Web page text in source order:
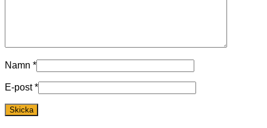
Namn *
E-post*